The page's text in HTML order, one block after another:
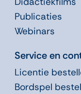
Publicaties
Webinars
Service en
Licentie
Bordspel